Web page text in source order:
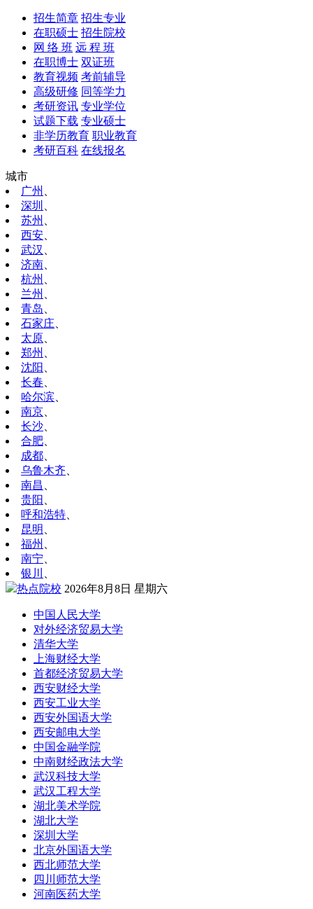
招生简章 招生专业
在职硕士 招生院校
网 络 班 远 程 班
在职博士 双证班
教育视频 考前辅导
高级研修 同等学力
考研资讯 专业学位
试题下载 专业硕士
非学历教育 职业教育
考研百科 在线报名
城市
广州
深圳
苏州
西安
武汉
济南
杭州
兰州
青岛
石家庄
太原
郑州
沈阳
长春
哈尔滨
南京
长沙
合肥
成都
乌鲁木齐
南昌
贵阳
呼和浩特
昆明
福州
南宁
银川
热点院校 2026年8月8日 星期六
中国人民大学
对外经济贸易大学
清华大学
上海财经大学
首都经济贸易大学
西安财经大学
西安工业大学
西安外国语大学
西安邮电大学
中国金融学院
中南财经政法大学
武汉科技大学
武汉工程大学
湖北美术学院
湖北大学
深圳大学
北京外国语大学
西北师范大学
四川师范大学
河南医药大学